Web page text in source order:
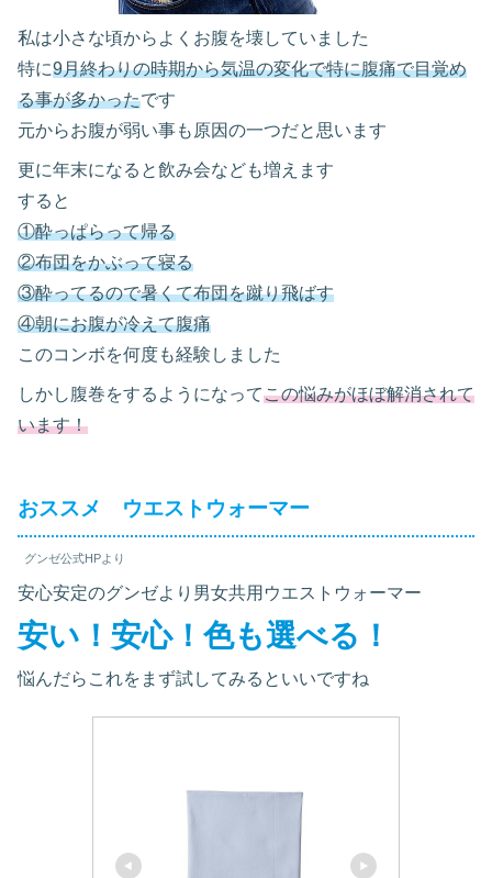
私は小さな頃からよくお腹を壊していました
特に9月終わりの時期から気温の変化で特に腹痛で目覚め
る事が多かったです
元からお腹が弱い事も原因の一つだと思います
更に年末になると飲み会なども増えます
すると
①酔っぱらって帰る
②布団をかぶって寝る
③酔ってるので暑くて布団を蹴り飛ばす
④朝にお腹が冷えて腹痛
このコンボを何度も経験しました
しかし腹巻をするようになってこの悩みがほぼ解消されて
います！
おススメ ウエストウォーマー
グンゼ公式HPより
安心安定のグンゼより男女共用ウエストウォーマー
安い！安心！色も選べる！
悩んだらこれをまず試してみるといいですね